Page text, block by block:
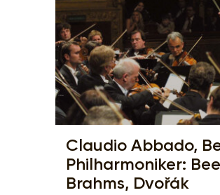
Claudio Abbado,
Philharmoniker:
Brahms, Dvořák